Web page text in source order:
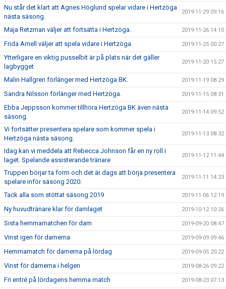
Nu står det klart att Agnes Höglund spelar vidare i Hertzöga
nästa säsong.
2019-11-29 09:16
Maja Retzman väljer att fortsätta i Hertzöga. 2019-11-26 14:10
Frida Arnell väljer att spela vidare i Hertzöga. 2019-11-25 00:27
Ytterligare en viktig pusselbit är på plats när det gäller
lagbygget
2019-11-20 15:27
Malin Hallgren förlänger med Hertzöga BK. 2019-11-19 08:29
Sandra Nilsson förlänger med Hertzöga. 2019-11-15 08:31
Ebba Jeppsson kommer tillhöra Hertzöga BK även nästa
säsong.
2019-11-14 09:52
Vi fortsätter presentera spelare som kommer spela i
Hertzöga nästa säsong.
2019-11-13 08:32
Idag kan vi meddela att Rebecca Johnson får en ny roll i
laget. Spelande assisterande tränare
2019-11-12 11:44
Truppen börjar ta form och det är dags att börja presentera
spelare inför säsong 2020.
2019-11-11 14:23
Tack alla som stöttat säsong 2019 2019-11-06 12:19
Ny huvudtränare klar för damlaget 2019-10-12 10:26
Sista hemmamatchen för dam 2019-09-20 08:47
Vinst igen för damerna 2019-09-09 09:46
Hemmamatch för damerna på lördag 2019-09-05 20:22
Vinst för damerna i helgen 2019-08-26 09:22
Fri entré på lördagens hemma match 2019-08-23 07:13